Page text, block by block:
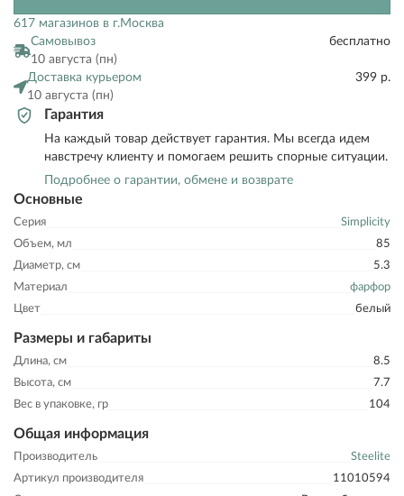
Основные
Серия
Simplicity
Объем, мл
85
Диаметр, см
5.3
Материал
фарфор
Цвет
белый
Размеры и габариты
Длина, см
8.5
Высота, см
7.7
Вес в упаковке, гр
104
Общая информация
Производитель
Steelite
Артикул производителя
11010594
617 магазинов в г.Москва
Самовывоз
10 августа (пн)
бесплатно
Доставка курьером
10 августа (пн)
399 р.
Гарантия
На каждый товар действует гарантия. Мы всегда идем
навстречу клиенту и помогаем решить спорные ситуации.
Подробнее о гарантии, обмене и возврате